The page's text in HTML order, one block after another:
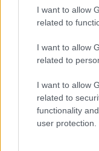
I want to allow
related to
I want to allow
related to
I want to allow
related to
functionality
user protection.